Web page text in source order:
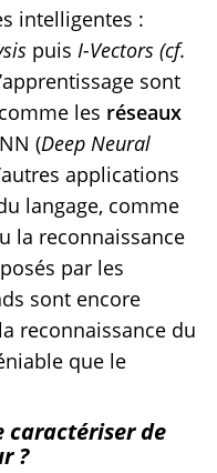
intelligentes :
puis I-Vectors (cf.
sont
les réseaux
(Deep Neural
applications
langage, comme
la reconnaissance
par les
sont encore
reconnaissance du
que le
caractériser de
?